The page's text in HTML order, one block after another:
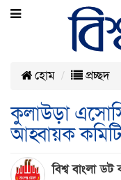
হোম প্রচ্ছদ
কুলাউড়া
আহ্বায়ক
বিশ্ব বাংলা